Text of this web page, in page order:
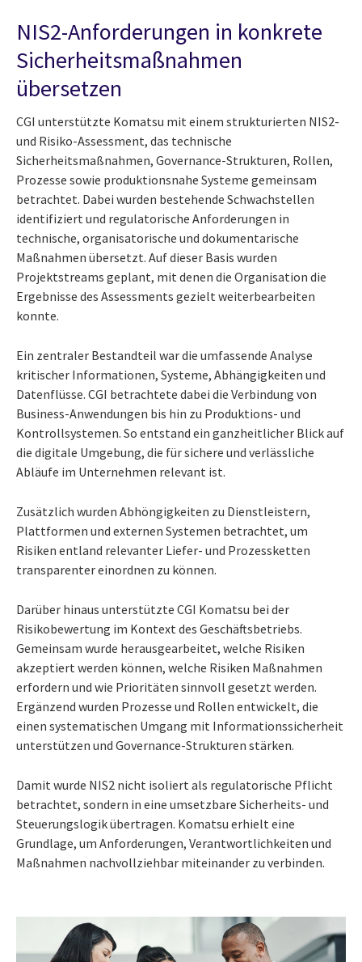
NIS2-Anforderungen in konkrete
Sicherheitsmaßnahmen
übersetzen
CGI unterstützte Komatsu mit einem strukturierten NIS2-
und Risiko-Assessment, das technische
Sicherheitsmaßnahmen, Governance-Strukturen, Rollen,
Prozesse sowie produktionsnahe Systeme gemeinsam
betrachtet. Dabei wurden bestehende Schwachstellen
identifiziert und regulatorische Anforderungen in
technische, organisatorische und dokumentarische
Maßnahmen übersetzt. Auf dieser Basis wurden
Projektstreams geplant, mit denen die Organisation die
Ergebnisse des Assessments gezielt weiterbearbeiten
konnte.
Ein zentraler Bestandteil war die umfassende Analyse
kritischer Informationen, Systeme, Abhängigkeiten und
Datenflüsse. CGI betrachtete dabei die Verbindung von
Business-Anwendungen bis hin zu Produktions- und
Kontrollsystemen. So entstand ein ganzheitlicher Blick auf
die digitale Umgebung, die für sichere und verlässliche
Abläufe im Unternehmen relevant ist.
Zusätzlich wurden Abhöngigkeiten zu Dienstleistern,
Plattformen und externen Systemen betrachtet, um
Risiken entland relevanter Liefer- und Prozessketten
transparenter einordnen zu können.
Darüber hinaus unterstützte CGI Komatsu bei der
Risikobewertung im Kontext des Geschäftsbetriebs.
Gemeinsam wurde herausgearbeitet, welche Risiken
akzeptiert werden können, welche Risiken Maßnahmen
erfordern und wie Prioritäten sinnvoll gesetzt werden.
Ergänzend wurden Prozesse und Rollen entwickelt, die
einen systematischen Umgang mit Informationssicherheit
unterstützen und Governance-Strukturen stärken.
Damit wurde NIS2 nicht isoliert als regulatorische Pflicht
betrachtet, sondern in eine umsetzbare Sicherheits- und
Steuerungslogik übertragen. Komatsu erhielt eine
Grundlage, um Anforderungen, Verantwortlichkeiten und
Maßnahmen nachvollziehbar miteinander zu verbinden.